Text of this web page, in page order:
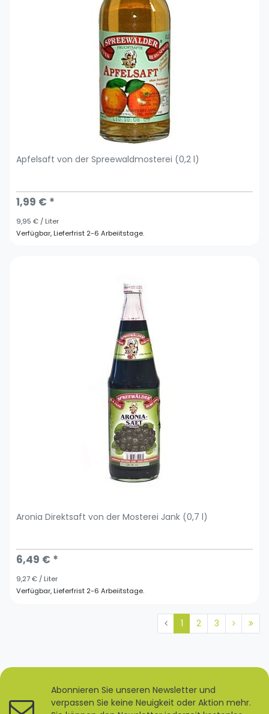
Apfelsaft von der Spreewaldmosterei (0,2 l)
1,99 € *
9,95 € / Liter
Verfügbar, Lieferfrist 2-6 Arbeiitstage.
Aronia Direktsaft von der Mosterei Jank (0,7 l)
6,49 € *
9,27 € / Liter
Verfügbar, Lieferfrist 2-6 Arbeiitstage.
1 2 3
Abonnieren Sie unseren Newsletter und
verpassen Sie keine Neuigkeit oder Aktion mehr.